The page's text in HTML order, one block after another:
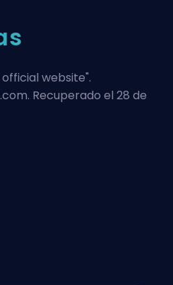
official website".
Recuperado el 28 de